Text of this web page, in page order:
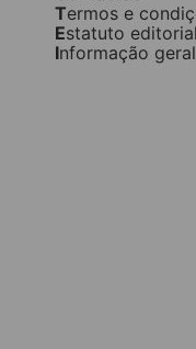
Termos e
Estatuto editorial
Informação geral